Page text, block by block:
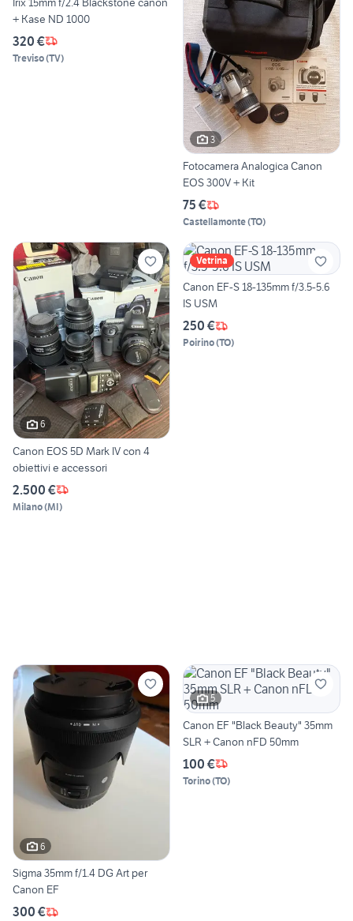
+ Kase ND 1000
320 €
Treviso(TV)
3
Fotocamera Analogica Canon
EOS 300V + Kit
75 €
Castellamonte(TO)
6
Canon EOS 5D Mark IV con 4
obiettivi e accessori
2.500 €
Milano(MI)
Vetrina
Canon EF-S 18-135mm f/3.5-5.6
IS USM
250 €
Poirino(TO)
6
Sigma 35mm f/1.4 DG Art per
Canon EF
300 €
5
Canon EF "Black Beauty" 35mm
SLR + Canon nFD 50mm
100 €
Torino(TO)